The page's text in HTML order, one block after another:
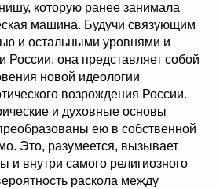
которую ранее занимала
машина. Будучи связующим
и остальными уровнями и
она представляет собой
новой идеологии
возрождения России.
и духовные основы
ею в собственной
Это, разумеется, вызывает
и внутри самого религиозного
раскола между